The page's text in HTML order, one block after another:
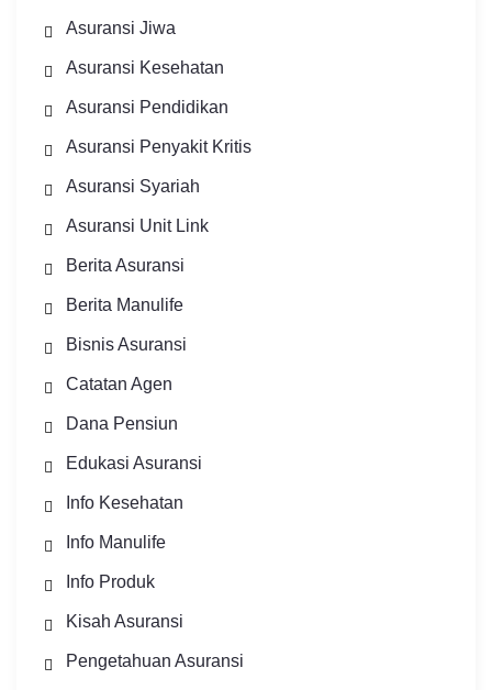
Asuransi Jiwa
Asuransi Kesehatan
Asuransi Pendidikan
Asuransi Penyakit Kritis
Asuransi Syariah
Asuransi Unit Link
Berita Asuransi
Berita Manulife
Bisnis Asuransi
Catatan Agen
Dana Pensiun
Edukasi Asuransi
Info Kesehatan
Info Manulife
Info Produk
Kisah Asuransi
Pengetahuan Asuransi